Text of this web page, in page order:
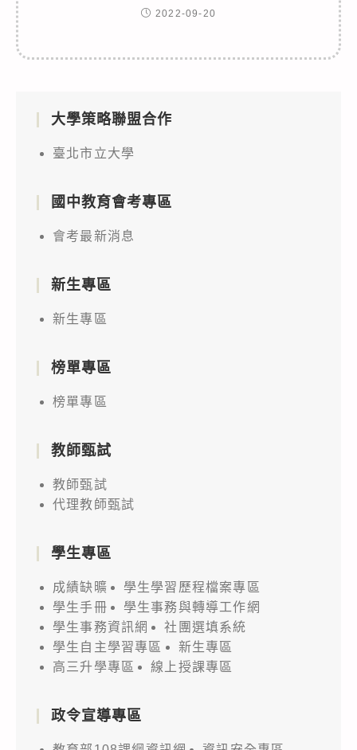
2022-09-20
大學策略聯盟合作
臺北市立大學
國中教育會考專區
會考最新消息
新生專區
新生專區
榜單專區
榜單專區
教師甄試
教師甄試
代理教師甄試
學生專區
成績缺曠
學生學習歷程檔案專區
學生手冊
學生事務與轉導工作網
學生事務資訊網
社團選填系統
學生自主學習專區
新生專區
高三升學專區
線上授課專區
政令宣導專區